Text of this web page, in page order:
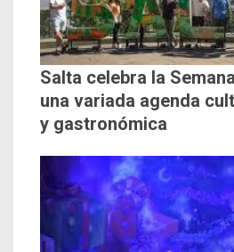
Salta celebra la
una variada agenda
y gastronómica